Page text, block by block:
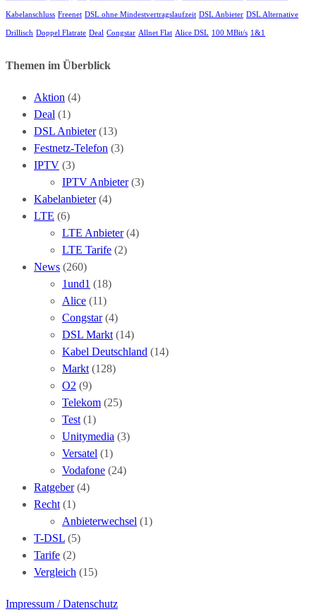
Kabelanschluss Freenet DSL ohne Mindestvertragslaufzeit DSL Anbieter DSL Alternative
Drillisch Doppel Flatrate Deal Congstar Allnet Flat Alice DSL 100 MBit/s 1&1
Themen im Überblick
Aktion (4)
Deal (1)
DSL Anbieter(13)
Festnetz-Telefon (3)
IPTV (3)
IPTV Anbieter(3)
Kabelanbieter(4)
LTE (6)
LTE Anbieter(4)
LTE Tarife (2)
News (260)
1und1 (18)
Alice (11)
Congstar(4)
DSL Markt (14)
Kabel Deutschland (14)
Markt (128)
O2 (9)
Telekom (25)
Test (1)
Unitymedia (3)
Versatel (1)
Vodafone (24)
Ratgeber(4)
Recht (1)
Anbieterwechsel (1)
T-DSL (5)
Tarife (2)
Vergleich (15)
Impressum / Datenschutz